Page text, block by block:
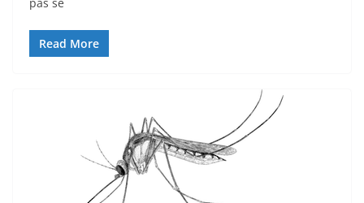
Read More